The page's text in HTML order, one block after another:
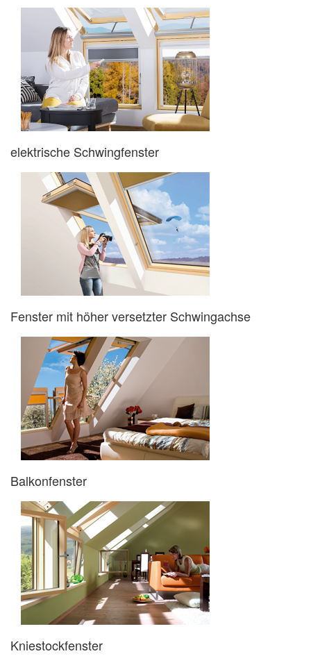
elektrische Schwingfenster
Fenster mit höher versetzter Schwingachse
Balkonfenster
Kniestockfenster